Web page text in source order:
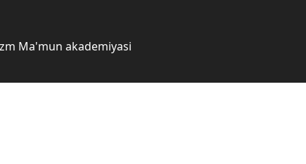
Ma'mun akademiyasi